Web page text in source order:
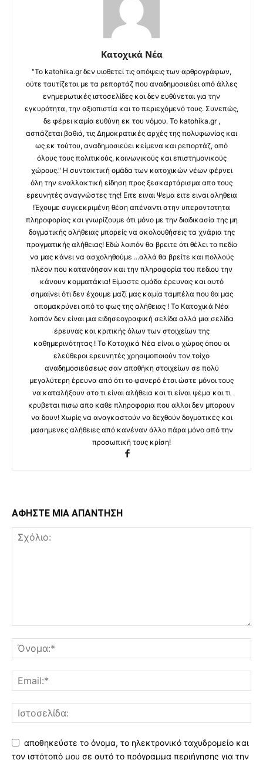
Κατοχικά Νέα
"Το katohika.gr δεν υιοθετεί τις απόψεις των αρθρογράφων,
ούτε ταυτίζεται με τα ρεπορτάζ που αναδημοσιεύει από άλλες
ενημερωτικές ιστοσελίδες και δεν ευθύνεται για την
εγκυρότητα, την αξιοπιστία και το περιεχόμενό τους. Συνεπώς,
δε φέρει καμία ευθύνη εκ του νόμου. Το katohika.gr ,
ασπάζεται βαθιά, τις Δημοκρατικές αρχές της πολυφωνίας και
ως εκ τούτου, αναδημοσιεύει κείμενα και ρεπορτάζ, από
όλους τους πολιτικούς, κοινωνικούς και επιστημονικούς
χώρους." Η συντακτική ομάδα των κατοχικών νέων φέρνει
όλη την εναλλακτική είδηση προς ξεσκαρτάρισμα απο τους
ερευνητές αναγνώστες της! Ειτε ειναι Ψεμα ειτε ειναι αληθεια
!Έχουμε συγκεκριμένη θέση απέναντι στην υπεροντοτητα
πληροφορίας και γνωρίζουμε ότι μόνο με την διαδικασία της μη
δογματικής αλήθειας μπορείς να ακολουθήσεις τα χνάρια της
πραγματικής αλήθειας! Εδώ λοιπόν θα βρειτε ότι θέλει το πεδίο
να μας κάνει να ασχοληθούμε ...αλλά θα βρείτε και πολλούς
πλέον που κατανόησαν και την πληροφορία του πεδιου την
κάνουν κομματάκια! Είμαστε ομάδα έρευνας και αυτό
σημαίνει ότι δεν έχουμε μαζί μας καμία ταμπέλα που θα μας
απομακρύνει από το φως της αλήθειας ! Το Κατοχικά Νέα
λοιπόν δεν είναι μια ειδησεογραφική σελίδα αλλά μια σελίδα
έρευνας και κριτικής όλων των στοιχείων της
καθημερινότητας ! Το Κατοχικά Νέα είναι ο χώρος όπου οι
ελεύθεροι ερευνητές χρησιμοποιούν τον τοίχο
αναδημοσιεύσεως σαν αποθήκη στοιχείων σε πολύ
μεγαλύτερη έρευνα από ότι το φανερό έτσι ώστε μόνοι τους
να καταλήξουν στο τι είναι αλήθεια και τι είναι ψέμα και τι
κρυβεται πισω απο καθε πληροφορια που αλλοι δεν μπορουν
να δουν! Χωρίς να αναγκαστούν να δεχθούν δογματικές και
μασημενες αλήθειες από κανέναν άλλο πάρα μόνο από την
προσωπική τους κρίση!
ΑΦΗΣΤΕ ΜΙΑ ΑΠΑΝΤΗΣΗ
αποθηκεύστε το όνομα, το ηλεκτρονικό ταχυδρομείο και
τον ιστότοπό μου σε αυτό το πρόγραμμα περιήγησης για την